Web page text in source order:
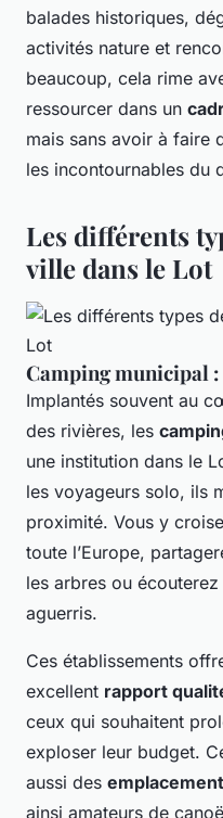
balades historiques,
activités nature et
beaucoup, cela rime
ressourcer dans un
mais sans avoir à faire
les incontournables du
Les différents
ville dans le Lot
Camping municipal
Implantés souvent au
des rivières, les
une institution dans le
les voyageurs solo, ils
proximité. Vous y
toute l’Europe,
les arbres ou
aguerris.
Ces établissements
excellent rapport
ceux qui souhaitent
exploser leur budget.
aussi des
ainsi amateurs de